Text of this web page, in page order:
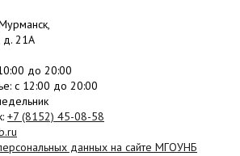
д. 21А
до 20:00
: c 12:00 до 20:00
+7 (8152) 45-08-58
данных на сайте МГОУНБ